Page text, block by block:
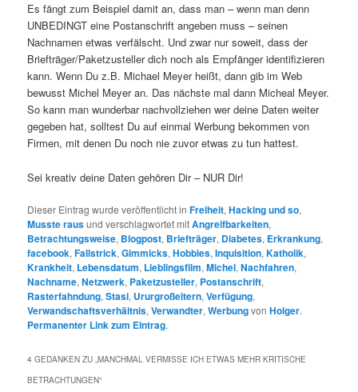
Es fängt zum Beispiel damit an, dass man – wenn man denn
UNBEDINGT eine Postanschrift angeben muss – seinen
Nachnamen etwas verfälscht. Und zwar nur soweit, dass der
Briefträger/Paketzusteller dich noch als Empfänger identifizieren
kann. Wenn Du z.B. Michael Meyer heißt, dann gib im Web
bewusst Michel Meyer an. Das nächste mal dann Micheal Meyer.
So kann man wunderbar nachvollziehen wer deine Daten weiter
gegeben hat, solltest Du auf einmal Werbung bekommen von
Firmen, mit denen Du noch nie zuvor etwas zu tun hattest.
Sei kreativ deine Daten gehören Dir – NUR Dir!
Dieser Eintrag wurde veröffentlicht inFreiheit,Hacking und so,
Musste rausund verschlagwortet mitAngreifbarkeiten,
Betrachtungsweise, Blogpost, Briefträger, Diabetes, Erkrankung,
facebook,Fallstrick,Gimmicks,Hobbies,Inquisition,Katholik,
Krankheit, Lebensdatum, Lieblingsfilm,Michel,Nachfahren,
Nachname,Netzwerk, Paketzusteller, Postanschrift,
Rasterfahndung,Stasi, Ururgroßeltern,Verfügung,
Verwandschaftsverhältnis,Verwandter,WerbungvonHolger.
Permanenter Link zum Eintrag.
4 GEDANKEN ZU „MANCHMAL VERMISSE ICH ETWAS MEHR KRITISCHE
BETRACHTUNGEN“